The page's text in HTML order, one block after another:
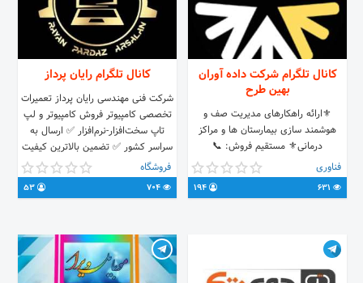
کانال تلگرام شرکت داده آوران
بهین طرح
⚜️ارائه راهکارهای مدیریت صف و
هوشمند سازی بیمارستان ها و مراکز
درمانی⚜️ مستقیم فروش: 📞
021_49074 داخلی ۱ 📲
0939_1000652 🌐
www.dadehavaran.com 🌐
واحد فروش: 🆔@DadehavaranSale
فناوری
کانال تلگرام رایان پرداز
شرکت فنی مهندسی رایان پرداز تعمیرات
تخصصی کامپیوتر فروش کامپیوتر و لپ
تاپ سخت‌افزار-نرم‌افزار ✅ ارسال به
سراسر کشور ✅ تضمین بالاترین کیفیت
تماس با ما👇🏻 06633207215
09165555604 آدرس: خرم‌آباد، خیابان
ناصرخسرو، انتهای بلوار شهید نادمی
فروشگاه